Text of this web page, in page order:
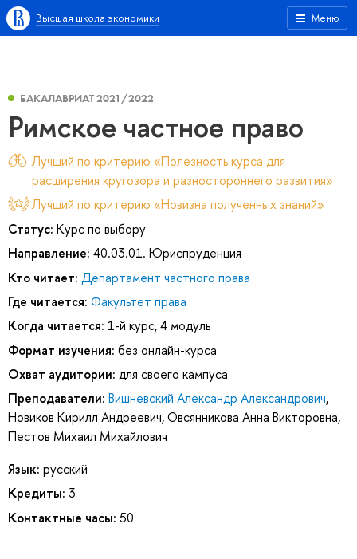
Меню
Высшая школа экономики
БАКАЛАВРИАТ 2021/2022
Римское частное право
Лучший по критерию «Полезность курса для
расширения кругозора и разностороннего развития»
Лучший по критерию «Новизна полученных знаний»
Статус: Курс по выбору
Направление: 40.03.01. Юриспруденция
Кто читает: Департамент частного права
Где читается: Факультет права
Когда читается: 1-й курс, 4 модуль
Формат изучения: без онлайн-курса
Охват аудитории: для своего кампуса
Преподаватели: Вишневский Александр Александрович,
Новиков Кирилл Андреевич,Овсянникова Анна Викторовна,
Пестов Михаил Михайлович
Язык: русский
Кредиты: 3
Контактные часы: 50